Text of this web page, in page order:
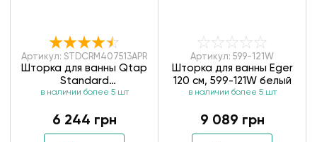
Артикул: STDCRM407513APR
Шторка для ванны Qtap
Standard
STDCRM407513APR Pear
в наличии более 5 шт
6 244 грн
Артикул: 599-121W
Шторка для ванны Eger
120 см, 599-121W белый
в наличии более 5 шт
9 089 грн